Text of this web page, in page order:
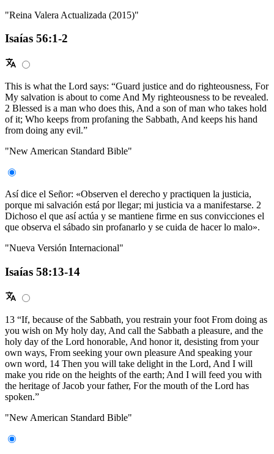
"Reina Valera Actualizada (2015)"
Isaías 56:1-2
This is what the Lord says: “Guard justice and do righteousness, For
My salvation is about to come And My righteousness to be revealed.
2 Blessed is a man who does this, And a son of man who takes hold
of it; Who keeps from profaning the Sabbath, And keeps his hand
from doing any evil.”
"New American Standard Bible"
Así dice el Señor: «Observen el derecho y practiquen la justicia,
porque mi salvación está por llegar; mi justicia va a manifestarse. 2
Dichoso el que así actúa y se mantiene firme en sus convicciones el
que observa el sábado sin profanarlo y se cuida de hacer lo malo».
"Nueva Versión Internacional"
Isaías 58:13-14
13 “If, because of the Sabbath, you restrain your foot From doing as
you wish on My holy day, And call the Sabbath a pleasure, and the
holy day of the Lord honorable, And honor it, desisting from your
own ways, From seeking your own pleasure And speaking your
own word, 14 Then you will take delight in the Lord, And I will
make you ride on the heights of the earth; And I will feed you with
the heritage of Jacob your father, For the mouth of the Lord has
spoken.”
"New American Standard Bible"